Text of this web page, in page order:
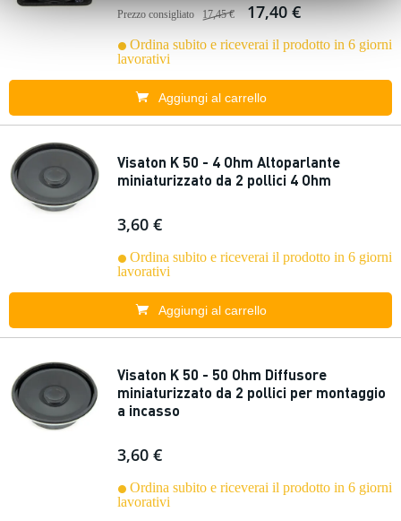
Prezzo consigliato 17,45 € 17,40 €
Ordina subito e riceverai il prodotto in 6 giorni
lavorativi
Aggiungi al carrello
Visaton K 50 - 4 Ohm Altoparlante
miniaturizzato da 2 pollici 4 Ohm
3,60 €
Ordina subito e riceverai il prodotto in 6 giorni
lavorativi
Aggiungi al carrello
Visaton K 50 - 50 Ohm Diffusore
miniaturizzato da 2 pollici per montaggio
a incasso
3,60 €
Ordina subito e riceverai il prodotto in 6 giorni
lavorativi